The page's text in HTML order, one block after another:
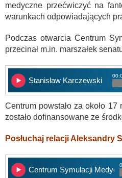
medyczne przećwiczyć na
warunkach odpowiadających
Podczas otwarcia Centrum
przecinał m.in. marszałek
Stanisław Karczewski
Centrum powstało za około
zostało dofinansowane ze
Posłuchaj relacji Aleksandry
Centrum Symulacji